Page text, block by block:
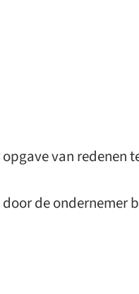
van redenen
de